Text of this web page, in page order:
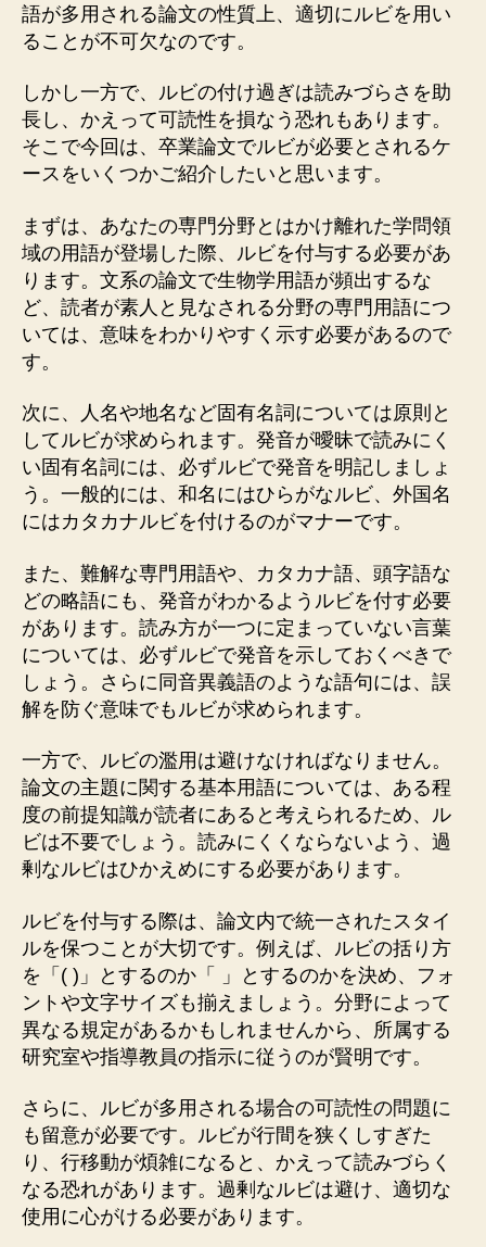
語が多用される論文の性質上、適切にルビを用い
ることが不可欠なのです。
しかし一方で、ルビの付け過ぎは読みづらさを助
長し、かえって可読性を損なう恐れもあります。
そこで今回は、卒業論文でルビが必要とされるケ
ースをいくつかご紹介したいと思います。
まずは、あなたの専門分野とはかけ離れた学問領
域の用語が登場した際、ルビを付与する必要があ
ります。文系の論文で生物学用語が頻出するな
ど、読者が素人と見なされる分野の専門用語につ
いては、意味をわかりやすく示す必要があるので
す。
次に、人名や地名など固有名詞については原則と
してルビが求められます。発音が曖昧で読みにく
い固有名詞には、必ずルビで発音を明記しましょ
う。一般的には、和名にはひらがなルビ、外国名
にはカタカナルビを付けるのがマナーです。
また、難解な専門用語や、カタカナ語、頭字語な
どの略語にも、発音がわかるようルビを付す必要
があります。読み方が一つに定まっていない言葉
については、必ずルビで発音を示しておくべきで
しょう。さらに同音異義語のような語句には、誤
解を防ぐ意味でもルビが求められます。
一方で、ルビの濫用は避けなければなりません。
論文の主題に関する基本用語については、ある程
度の前提知識が読者にあると考えられるため、ル
ビは不要でしょう。読みにくくならないよう、過
剰なルビはひかえめにする必要があります。
ルビを付与する際は、論文内で統一されたスタイ
ルを保つことが大切です。例えば、ルビの括り方
を「( )」とするのか「 」とするのかを決め、フォ
ントや文字サイズも揃えましょう。分野によって
異なる規定があるかもしれませんから、所属する
研究室や指導教員の指示に従うのが賢明です。
さらに、ルビが多用される場合の可読性の問題に
も留意が必要です。ルビが行間を狭くしすぎた
り、行移動が煩雑になると、かえって読みづらく
なる恐れがあります。過剰なルビは避け、適切な
使用に心がける必要があります。